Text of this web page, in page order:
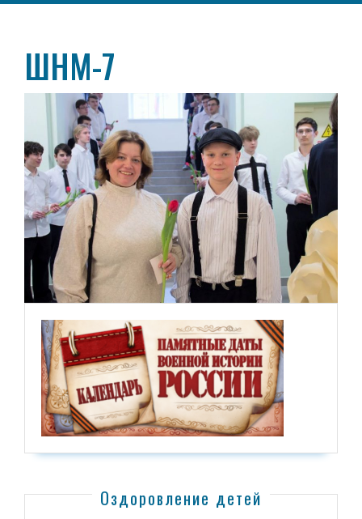
ШНМ-7
Оздоровление детей